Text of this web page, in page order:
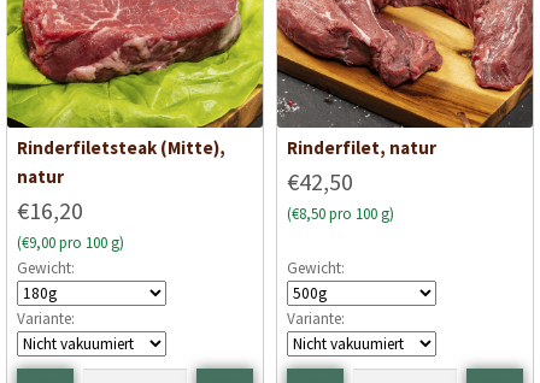
Rinderfiletsteak (Mitte),
natur
€16,20
(€9,00 pro 100 g)
Gewicht:
Variante:
Rinderfilet, natur
€42,50
(€8,50 pro 100 g)
Gewicht:
Variante: